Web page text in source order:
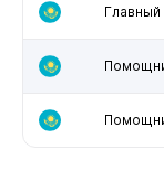
Главный